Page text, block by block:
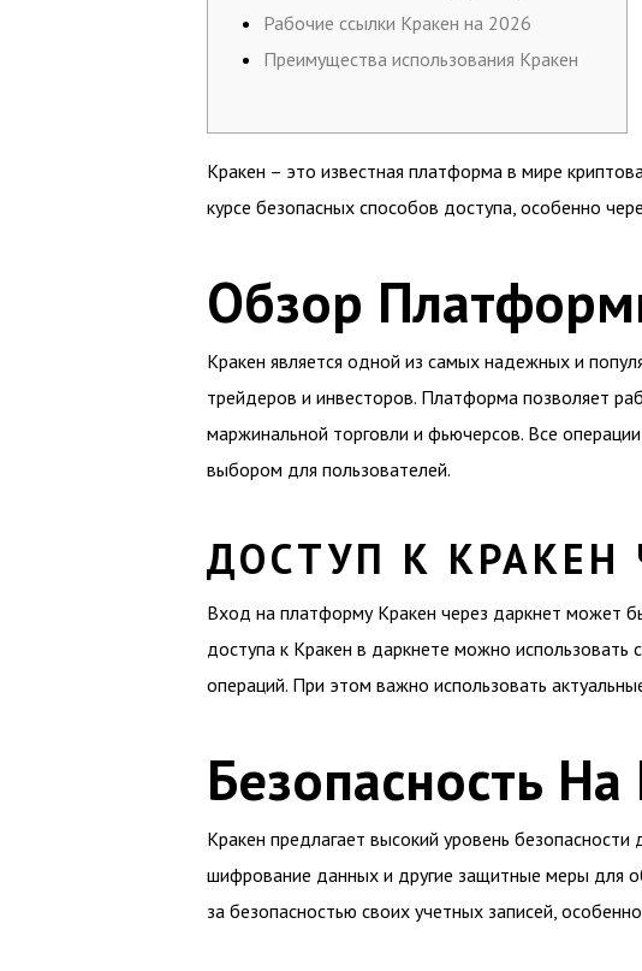
Рабочие ссылки Кракен на 2026
Преимущества использования Кракен
Кракен – это известная платформа в мире
курсе безопасных способов доступа, особенно
Обзор
Кракен является одной из самых надежных и
трейдеров и инвесторов. Платформа позволяет
маржинальной торговли и фьючерсов. Все
выбором для пользователей.
ДОСТУП К КРАКЕН
Вход на платформу Кракен через даркнет может
доступа к Кракен в даркнете можно использовать
операций. При этом важно использовать
Безопасность
Кракен предлагает высокий уровень
шифрование данных и другие защитные меры для
за безопасностью своих учетных записей,